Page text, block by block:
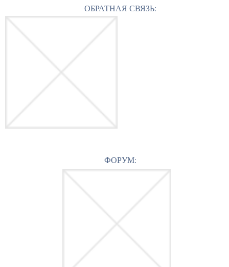
ОБРАТНАЯ СВЯЗЬ:
ФОРУМ: